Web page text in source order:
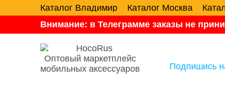
Каталог Владимир Каталог Москва
Внимание: в Телеграмме заказы не
Оптовый маркетплейс
мобильных аксессуаров
Подпишись